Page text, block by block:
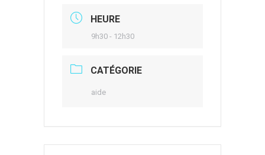
HEURE
9h30 - 12h30
CATÉGORIE
aide